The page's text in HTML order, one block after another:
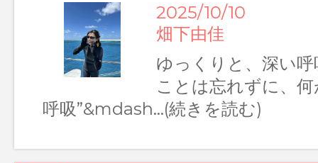
2025/10/10
畑下由佳
ゆっくりと、深い
ことは忘れずに、
呼吸”&mdash…(続きを読む)
Relay Essay リレー
8/6 梅澤廉